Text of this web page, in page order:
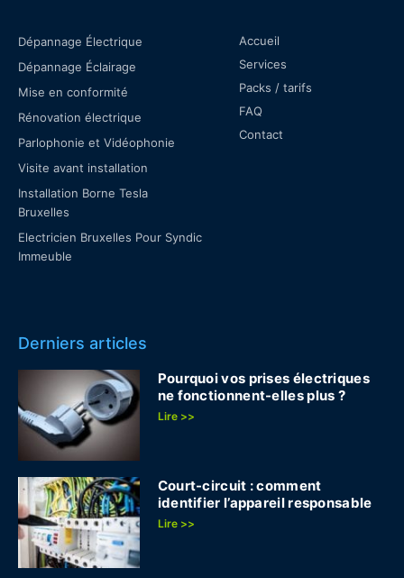
Dépannage Électrique
Dépannage Éclairage
Mise en conformité
Rénovation électrique
Parlophonie et Vidéophonie
Visite avant installation
Installation Borne Tesla
Bruxelles
Electricien Bruxelles Pour Syndic
Immeuble
Accueil
Services
Packs / tarifs
FAQ
Contact
Derniers articles
Pourquoi vos prises électriques
ne fonctionnent-elles plus ?
Lire >>
Court-circuit : comment
identifier l’appareil responsable
Lire >>